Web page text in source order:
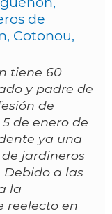
de
Cotonou,
tiene 60
y padre de
de
de enero de
ya una
jardineros
Debido a las
la
reelecto en